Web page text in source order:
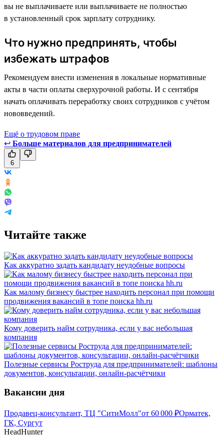
вы не выплачиваете или выплачиваете не полностью
в установленный срок зарплату сотруднику.
Что нужно предпринять, чтобы
избежать штрафов
Рекомендуем внести изменения в локальные нормативные
акты в части оплаты сверхурочной работы. И с сентября
начать оплачивать переработку своих сотрудников с учётом
нововведений.
Ещё о трудовом праве
↩ Больше материалов для предпринимателей
6
Читайте также
Как аккуратно задать кандидату неудобные вопросы
Как малому бизнесу быстрее находить персонал при помощи
продвижения вакансий в топе поиска hh.ru
Кому доверить найм сотрудника, если у вас небольшая
компания
Полезные сервисы Роструда для предпринимателей: шаблоны
документов, консультации, онлайн-расчётчики
Вакансии дня
Продавец-консультант, ТЦ "СитиМолл"от 60 000 ₽Орматек,
ГК, Сургут
HeadHunter